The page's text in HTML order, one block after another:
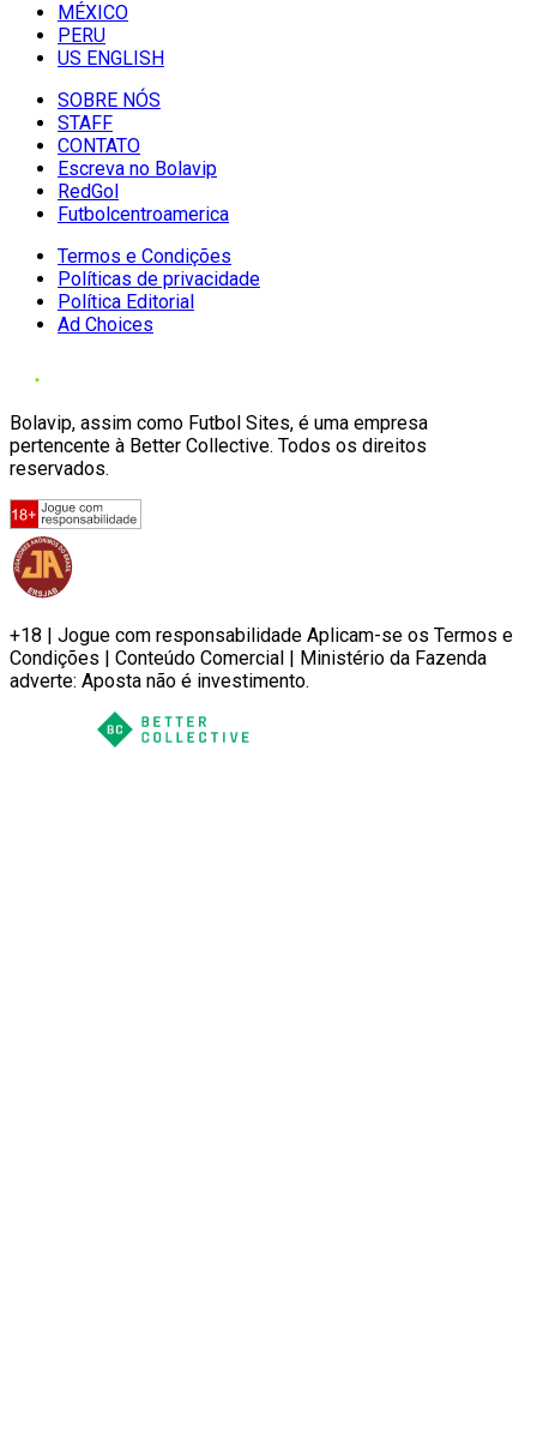
MÉXICO
PERU
US ENGLISH
SOBRE NÓS
STAFF
CONTATO
Escreva no Bolavip
RedGol
Futbolcentroamerica
Termos e Condições
Políticas de privacidade
Política Editorial
Ad Choices
Bolavip, assim como Futbol Sites, é uma empresa
pertencente à Better Collective. Todos os direitos
reservados.
+18 | Jogue com responsabilidade Aplicam-se os Termos e
Condições | Conteúdo Comercial | Ministério da Fazenda
adverte: Aposta não é investimento.